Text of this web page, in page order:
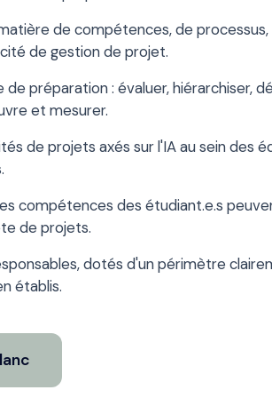
de compétences, de
de gestion de projet.
préparation : évaluer, hiérarchiser,
et mesurer.
de projets axés sur l'IA au sein des
compétences des étudiant.e.s
de projets.
dotés d'un périmètre
établis.